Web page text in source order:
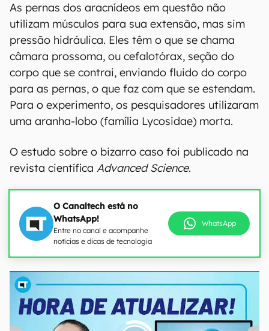
As pernas dos aracnídeos em questão não
utilizam músculos para sua extensão, mas sim
pressão hidráulica. Eles têm o que se chama
câmara prossoma, ou cefalotórax, seção do
corpo que se contrai, enviando fluido do corpo
para as pernas, o que faz com que se estendam.
Para o experimento, os pesquisadores utilizaram
uma aranha-lobo (família Lycosidae) morta.
O estudo sobre o bizarro caso foi publicado na
revista científica Advanced Science.
O Canaltech está no
WhatsApp!
Entre no canal e acompanhe
notícias e dicas de tecnologia
WhatsApp